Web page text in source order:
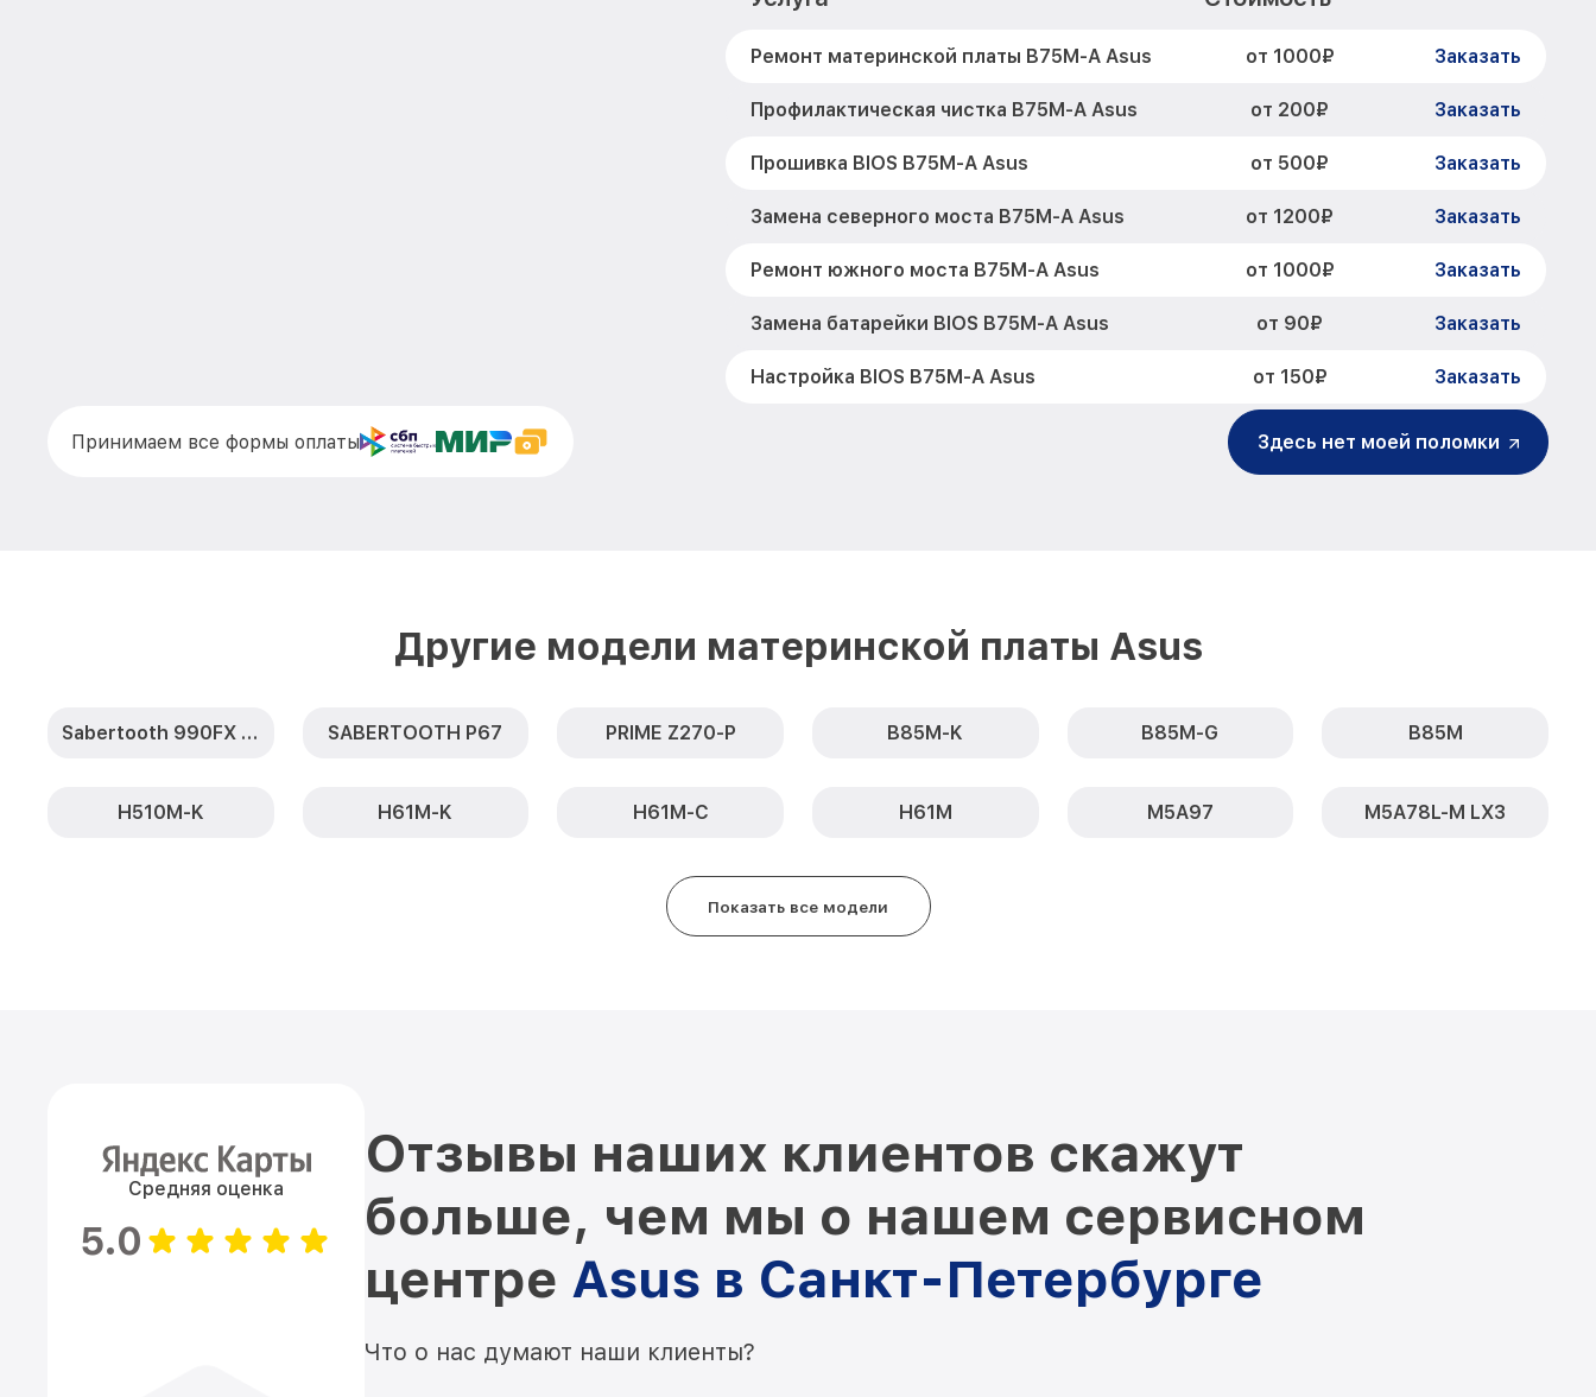
Ремонт материнской платы B75M-A Asus от 1000₽ Заказать
Профилактическая чистка B75M-A Asus от 200₽ Заказать
Прошивка BIOS B75M-A Asus от 500₽ Заказать
Замена северного моста B75M-A Asus от 1200₽ Заказать
Ремонт южного моста B75M-A Asus от 1000₽ Заказать
Замена батарейки BIOS B75M-A Asus от 90₽ Заказать
Настройка BIOS B75M-A Asus от 150₽ Заказать
Принимаем все формы оплаты Здесь нет моей поломки
Другие модели материнской платы Asus
Sabertooth 990FX R2.0 SABERTOOTH P67 PRIME Z270-P B85M-K B85M-G B85M
H510M-K H61M-K H61M-C H61M M5A97 M5A78L-M LX3
Показать все модели
Средняя оценка
5.0
Отзывы наших клиентов скажут
больше, чем мы о нашем сервисном
центре Asus в Санкт-Петербурге
Что о нас думают наши клиенты?